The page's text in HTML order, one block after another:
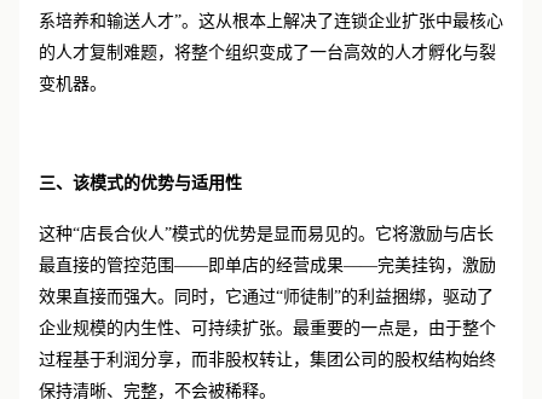
的个人利益，从“守好自己的一亩三分地”，扩展到了“为整个体
系培养和输送人才”。这从根本上解决了连锁企业扩张中最核心
的人才复制难题，将整个组织变成了一台高效的人才孵化与裂
这种“店長合伙人”模式的优势是显而易见的。它将激励与店长
最直接的管控范围——即单店的经营成果——完美挂钩，激励
效果直接而强大。同时，它通过“师徒制”的利益捆绑，驱动了
企业规模的内生性、可持续扩张。最重要的一点是，由于整个
过程基于利润分享，而非股权转让，集团公司的股权结构始终